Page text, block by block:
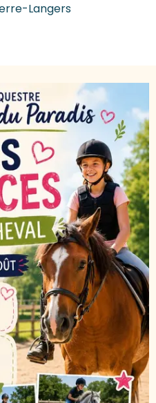
Langers